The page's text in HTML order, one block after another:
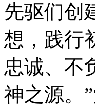
先驱们创
想，践行
忠诚、不
神之源。